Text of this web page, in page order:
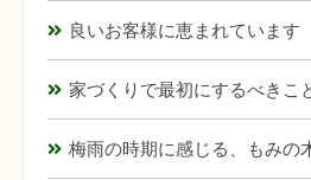
良いお客様に恵まれています
家づくりで最初にするべきこ
梅雨の時期に感じる、もみの